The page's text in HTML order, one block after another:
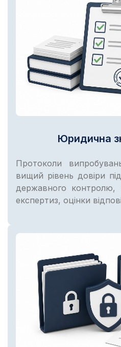
Юридична
Протоколи
вищий рівень довіри
державного контролю,
експертиз, оцінки